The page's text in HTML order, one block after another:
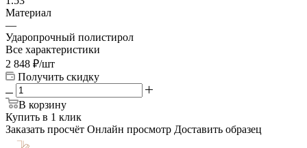
Материал
—
Ударопрочный полистирол
Все характеристики
2 848 ₽/шт
Получить скидку
В корзину
Купить в 1 клик
Заказать просчёт Онлайн просмотр Доставить образец